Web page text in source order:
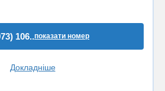
106..показати номер
Докладніше